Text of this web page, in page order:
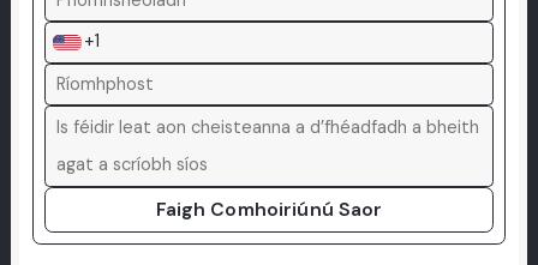
+1
Faigh Comhoiriúnú Saor